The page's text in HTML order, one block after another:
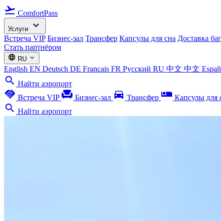
flight_takeoff ComfortPass
Услуги expand_more
Встреча VIP Бизнес-зал Трансфер Капсулы для сна Доставка
Стать партнёром
language RU expand_more
English EN Deutsch DE Français FR Русский RU 中文 中文
search Найти аэропорт
handshake Встреча VIP chair Бизнес-зал directions_car Трансфер airline_seat_individual_suite Капсулы для
search Найти аэропорт